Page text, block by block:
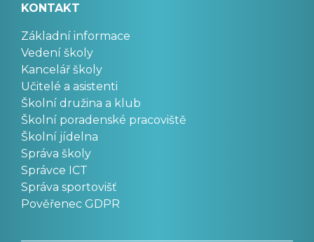
KONTAKT
Základní informace
Vedení školy
Kancelář školy
Učitelé a asistenti
Školní družina a klub
Školní poradenské pracoviště
Školní jídelna
Správa školy
Správce ICT
Správa sportovišť
Pověřenec GDPR